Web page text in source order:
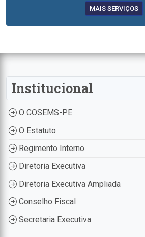
MAIS SERVIÇOS
Institucional
O COSEMS-PE
O Estatuto
Regimento Interno
Diretoria Executiva
Diretoria Executiva Ampliada
Conselho Fiscal
Secretaria Executiva